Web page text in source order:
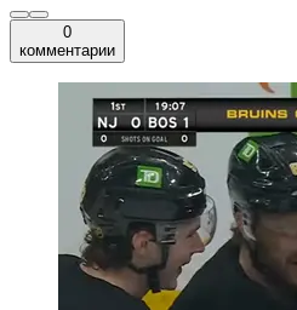
0
комментарии